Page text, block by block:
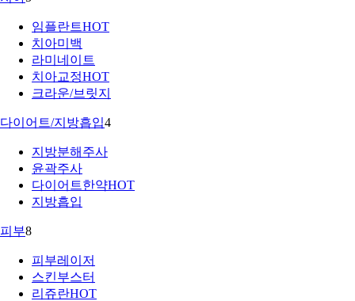
임플란트HOT
치아미백
라미네이트
치아교정HOT
크라운/브릿지
다이어트/지방흡입4
지방분해주사
윤곽주사
다이어트한약HOT
지방흡입
피부8
피부레이저
스킨부스터
리쥬란HOT